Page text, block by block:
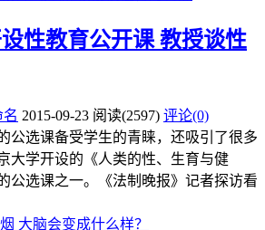
性教育公开课 教授谈性
名 2015-09-23 阅读(2597) 评论(0)
公选课备受学生的青睐，还吸引了很多
大学开设的《人类的性、生育与健
公选课之一。《法制晚报》记者探访看